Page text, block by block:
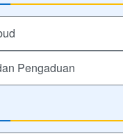
Pengaduan